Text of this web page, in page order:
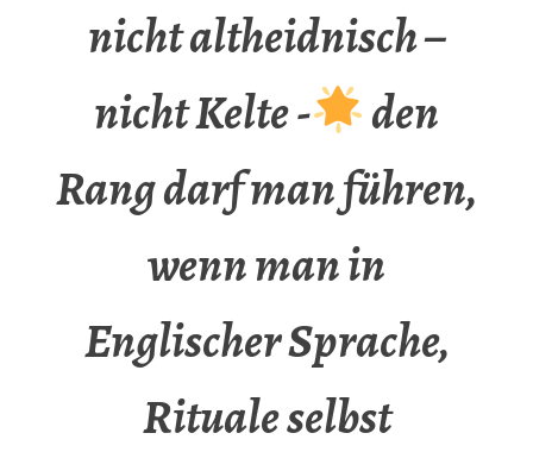
nicht altheidnisch –
nicht Kelte -
den
Rang darf man führen,
wenn man in
Englischer Sprache,
Rituale selbst